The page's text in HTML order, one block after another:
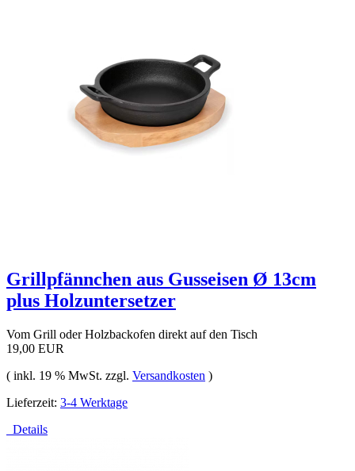
Grillpfännchen aus Gusseisen Ø 13cm
plus Holzuntersetzer
Vom Grill oder Holzbackofen direkt auf den Tisch
19,00 EUR
( inkl. 19 % MwSt. zzgl. Versandkosten )
Lieferzeit: 3-4 Werktage
Details